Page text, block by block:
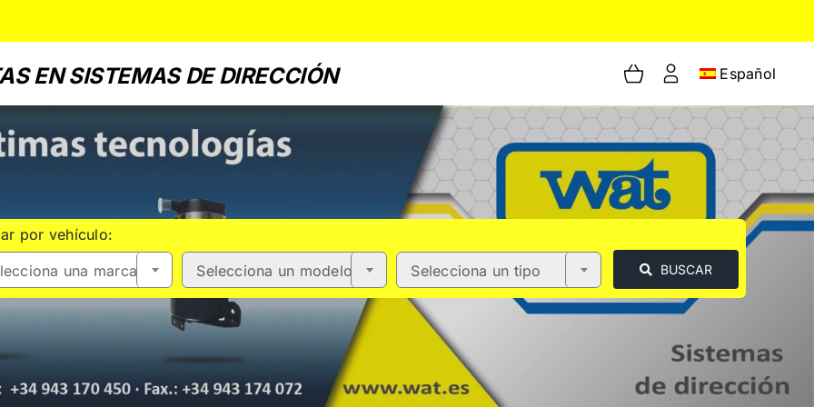
EN SISTEMAS DE DIRECCIÓN Español
por vehículo:
una marca Selecciona un modelo Selecciona un tipo BUSCAR